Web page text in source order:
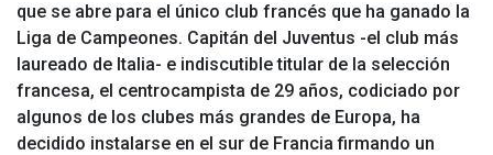
que se abre para el único club francés que ha ganado la
Liga de Campeones. Capitán del Juventus -el club más
laureado de Italia- e indiscutible titular de la selección
francesa, el centrocampista de 29 años, codiciado por
algunos de los clubes más grandes de Europa, ha
decidido instalarse en el sur de Francia firmando un